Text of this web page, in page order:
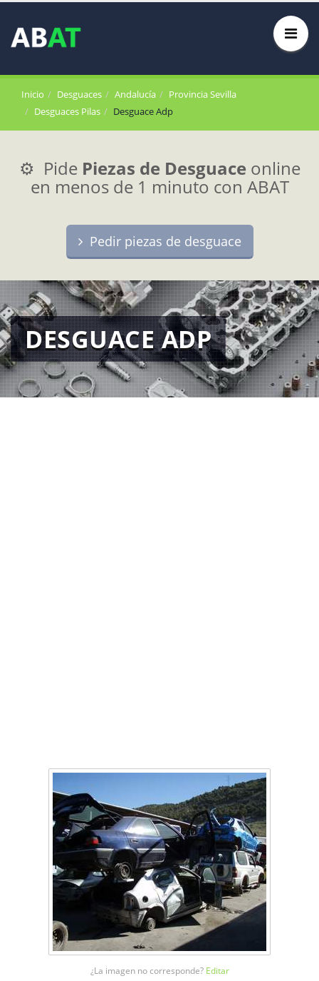
Inicio Desguaces Andalucía
Provincia Sevilla
Desguaces Pilas
Desguace Adp
⚙️ Pide Piezas de Desguace online
en menos de 1 minuto con ABAT
Pedir piezas de desguace
DESGUACE ADP
¿La imagen no corresponde? Editar